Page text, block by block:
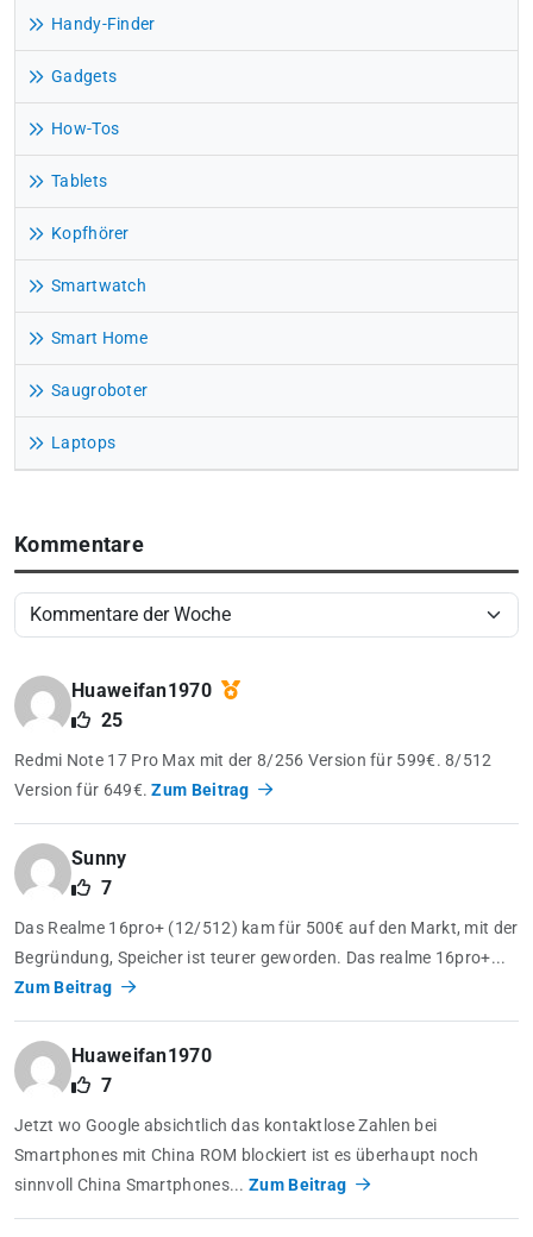
Handy-Finder
Gadgets
How-Tos
Tablets
Kopfhörer
Smartwatch
Smart Home
Saugroboter
Laptops
Kommentare
Huaweifan1970
25
Redmi Note 17 Pro Max mit der 8/256 Version für 599€. 8/512
Version für 649€.Zum Beitrag
Sunny
7
Das Realme 16pro+ (12/512) kam für 500€ auf den Markt, mit der
Begründung, Speicher ist teurer geworden. Das realme 16pro+...
Zum Beitrag
Huaweifan1970
7
Jetzt wo Google absichtlich das kontaktlose Zahlen bei
Smartphones mit China ROM blockiert ist es überhaupt noch
sinnvoll China Smartphones...Zum Beitrag